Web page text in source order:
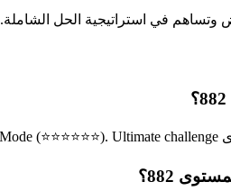
في استراتيجية الحل الشاملة.
882؟